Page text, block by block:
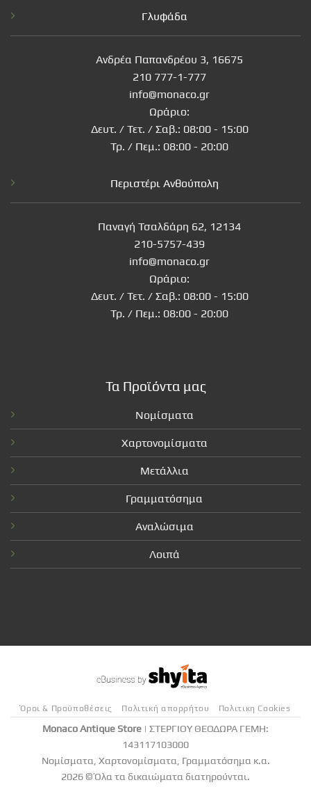
Γλυφάδα
Ανδρέα Παπανδρέου 3, 16675
210 777-1-777
info@monaco.gr
Ωράριο:
Δευτ. / Τετ. / Σαβ.: 08:00 - 15:00
Τρ. / Πεμ.: 08:00 - 20:00
Περιστέρι Ανθούπολη
Παναγή Τσαλδάρη 62, 12134
210-5757-439
info@monaco.gr
Ωράριο:
Δευτ. / Τετ. / Σαβ.: 08:00 - 15:00
Τρ. / Πεμ.: 08:00 - 20:00
Τα Προϊόντα μας
Νομίσματα
Χαρτονομίσματα
Μετάλλια
Γραμματόσημα
Αναλώσιμα
Λοιπά
Όροι & Προϋποθέσεις Πολιτική απορρήτου Πολιτικη Cookies
Monaco Antique Store | ΣΤΕΡΓΙΟΥ ΘΕΟΔΩΡΑ ΓΕΜΗ:
143117103000
Νομίσματα, Χαρτονομίσματα, Γραμματόσημα κ.α.
2026 © Όλα τα δικαιώματα διατηρούνται.